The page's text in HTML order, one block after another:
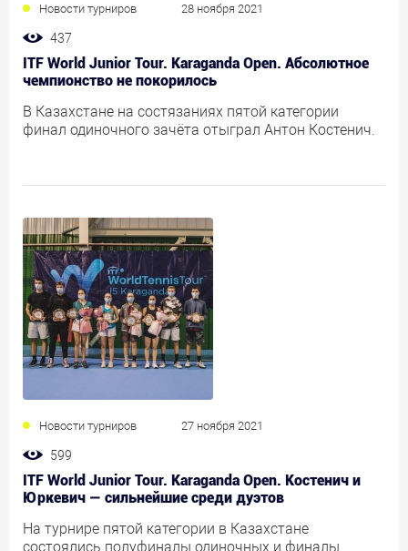
Новости турниров 28 ноября 2021
437
ITF World Junior Tour. Karaganda Open. Абсолютное
чемпионство не покорилось
В Казахстане на состязаниях пятой категории
финал одиночного зачёта отыграл Антон Костенич.
Новости турниров 27 ноября 2021
599
ITF World Junior Tour. Karaganda Open. Костенич и
Юркевич — сильнейшие среди дуэтов
На турнире пятой категории в Казахстане
состоялись полуфиналы одиночных и финалы